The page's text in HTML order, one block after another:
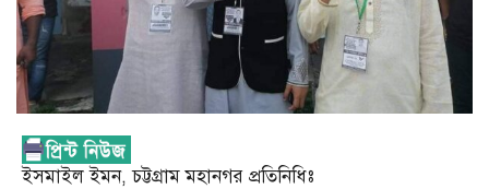
ইসমাইল ইমন, চট্টগ্রাম মহানগর প্রতিনিধিঃ